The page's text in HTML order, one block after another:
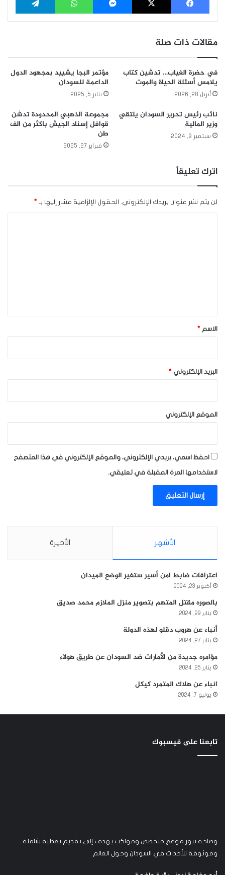
مقالات ذات صلة
في حضرة الغياب… تدشين كتاب
يلامس أسئلة الحياة والموت
أبريل 28, 2026
مؤتمر البجا يشييد بمجهود الدول
الداعمة للسودان
يناير 5, 2025
نائب رئيس تحرير السودان يلتقي
وزير المالية
سبتمبر 9, 2024
مجموعة الذهبي المحدودة تدشن
قوافل إسناد الجيش باكثر من الف
طن
فبراير 27, 2025
اترك تعليقاً
لن يتم نشر عنوان بريدك الإلكتروني. الحقول الإلزامية مشار إليها بـ *
*الاسم *
البريد الإلكتروني *
الموقع الإلكتروني
احفظ اسمي، بريدي الإلكتروني، والموقع الإلكتروني في هذا المتصفح
لاستخدامها المرة المقبلة في تعليقي.
الأشهر الأخيرة
اعترافات ضابط امن أسير ستغير الوضع الميدان
أكتوبر 23, 2024
بالصوره مقتل المتهم بتصوير منزل الملازم محمد صديق
يناير 29, 2024
أنباء عن هروب دقلو لهذه الدولة
يناير 27, 2024
مؤامره جديدة من الأمارات ضد السودان عن طريق هولاء
يناير 25, 2024
انباء عن هلاك المتمرد كيكل
يوليو 7, 2024
تابعنا على فيسبوك
وضاحة نيوز موقع متخصص ومواكب يهدف إلى تقديم تغطية شاملة
وموثوقة للأحداث في السودان وحول العالم